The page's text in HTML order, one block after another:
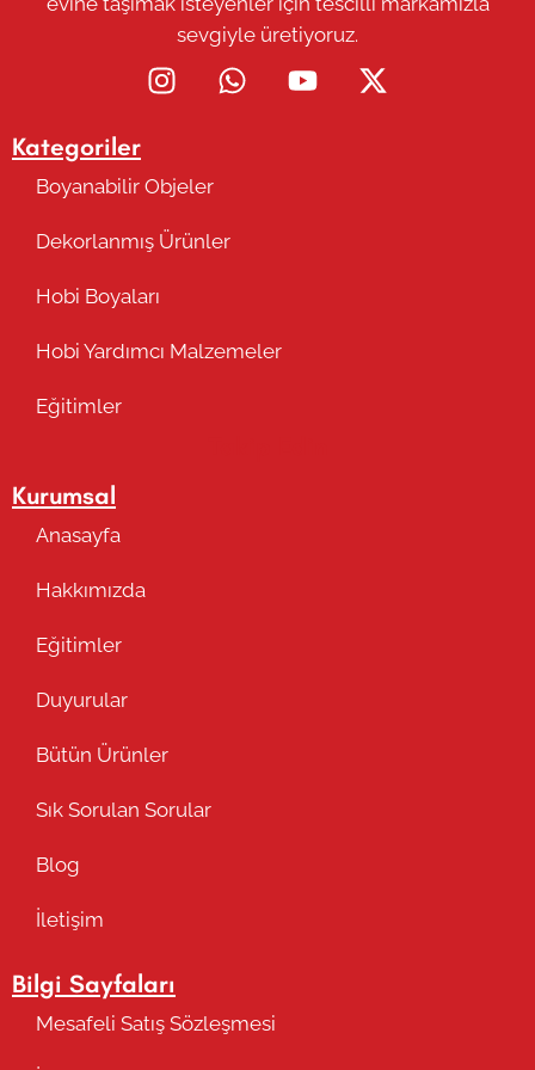
sevgiyle üretiyoruz.
Kategoriler
Boyanabilir Objeler
Dekorlanmış Ürünler
Hobi Boyaları
Hobi Yardımcı Malzemeler
Eğitimler
Kurumsal
Anasayfa
Hakkımızda
Eğitimler
Duyurular
Bütün Ürünler
Sık Sorulan Sorular
Blog
İletişim
Bilgi Sayfaları
Mesafeli Satış Sözleşmesi